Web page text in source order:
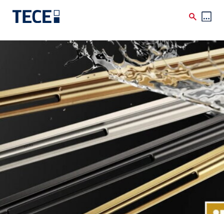
Direkt zum Inhalt